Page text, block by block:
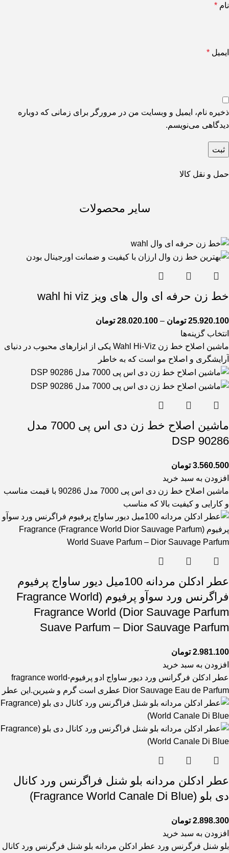
نام *
ایمیل *
ذخیره نام، ایمیل و وبسایت من در مرورگر برای زمانی که دوباره
دیدگاهی می‌نویسم.
حمل و نقل کالا
سایر محصولات
خط زن حرفه ای وال های ویز wahl hi viz
25.920.100 تومان –
28.020.100 تومان
انتخاب گزینه‌ها
ماشین اصلاح خط زن Wahl Hi-Viz یکی از ابزارهای محبوب در دنیای
آرایشگری و اصلاح مو است که به خاطر
ماشین اصلاح خط زن دی اس پی 7000 مدل
90286 DSP
3.560.500 تومان
افزودن به سبد خرید
ماشین اصلاح خط زن دی اس پی 7000 مدل 90286 با قیمت مناسب
و کارایی و کیفیت بالا که مناسب
عطر ادکلن مردانه 100میل دیور ساواج پرفیوم
فراگرنس ورد سوآو پرفیوم (Fragrance World
Dior Sauvage Parfum) Fragrance World
Suave Parfum – Dior Sauvage Parfum
2.981.100 تومان
افزودن به سبد خرید
عطر ادکلن فرگرانس ورد دیور ساواج ادو پرفیوم-fragrance world
Dior Sauvage Eau de Parfum عطری است گرم و شیرین.این عطر
عطر ادکلن مردانه بلو شنل فراگرنس ورد کانال
دی بلو (Fragrance World Canale Di Blue)
2.898.300 تومان
افزودن به سبد خرید
بلو شنل فرگرنس ورد عطر ادکلن مردانه بلو شنل فرگرنس ورد کانال